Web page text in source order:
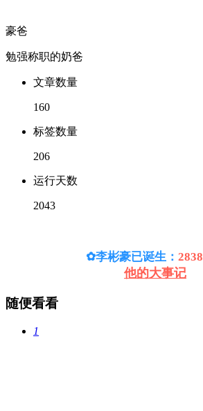
豪爸
勉强称职的奶爸
文章数量
160
标签数量
206
运行天数
2043
✿李彬豪已诞生： 2838
他的大事记
随便看看
1